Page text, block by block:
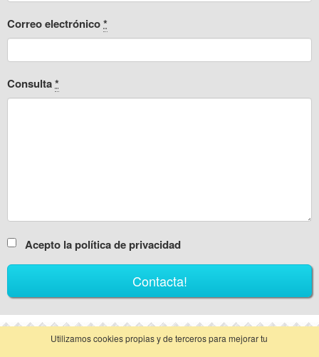
Correo electrónico*
Consulta*
Acepto la política de privacidad
Utilizamos cookies propias y de terceros para mejorar tu